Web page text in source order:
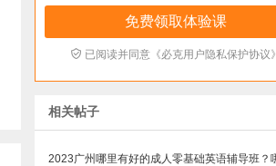
 已阅读并同意《必克用户隐私保护协议》
相关帖子